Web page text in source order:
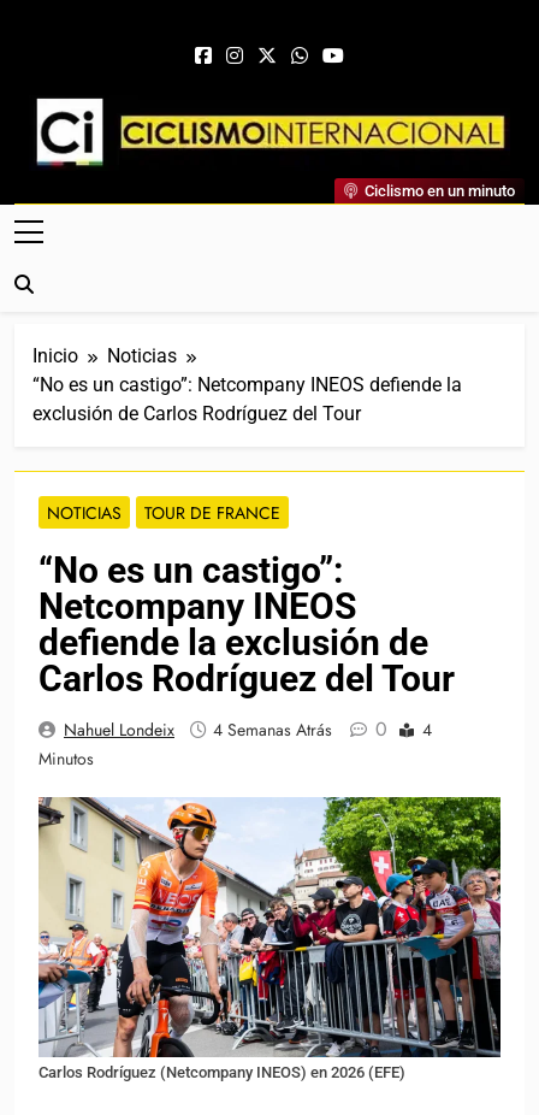
Ciclismo Internacional
Web Dedicada Al Ciclismo Mundial. Entrevistas, Análisis,
Crónicas, Previas Y Más. La Web Ciclista De Referencia.
Ciclismo en un minuto
Inicio
Noticias
“No es un castigo”: Netcompany INEOS defiende la
exclusión de Carlos Rodríguez del Tour
NOTICIAS TOUR DE FRANCE
“No es un castigo”:
Netcompany INEOS
defiende la exclusión de
Carlos Rodríguez del Tour
Nahuel Londeix 4 Semanas Atrás 0
4
Minutos
Carlos Rodríguez (Netcompany INEOS) en 2026 (EFE)